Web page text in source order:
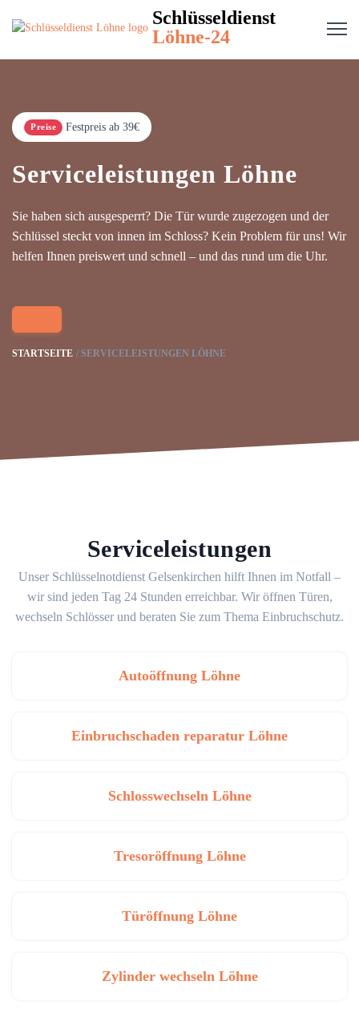
Schlüsseldienst
Löhne-24
Preise Festpreis ab 39€
Serviceleistungen Löhne
Sie haben sich ausgesperrt? Die Tür wurde zugezogen und der
Schlüssel steckt von innen im Schloss? Kein Problem für uns! Wir
helfen Ihnen preiswert und schnell – und das rund um die Uhr.
STARTSEITE SERVICELEISTUNGEN LÖHNE
Serviceleistungen
Unser Schlüsselnotdienst Gelsenkirchen hilft Ihnen im Notfall –
wir sind jeden Tag 24 Stunden erreichbar. Wir öffnen Türen,
wechseln Schlösser und beraten Sie zum Thema Einbruchschutz.
Autoöffnung Löhne
Einbruchschaden reparatur Löhne
Schlosswechseln Löhne
Tresoröffnung Löhne
Türöffnung Löhne
Zylinder wechseln Löhne